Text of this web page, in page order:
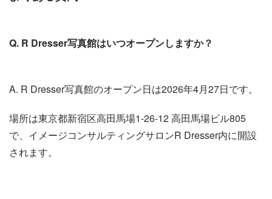
Q. R Dresser写真館はいつオープンしますか？
A. R Dresser写真館のオープン日は2026年4月27日です。
場所は東京都新宿区高田馬場1-26-12 高田馬場ビル805
で、イメージコンサルティングサロンR Dresser内に開設
されます。